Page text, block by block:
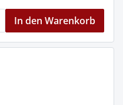
In den Warenkorb